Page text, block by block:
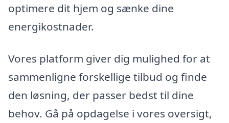
optimere dit hjem og sænke dine
energikostnader.
Vores platform giver dig mulighed for at
sammenligne forskellige tilbud og finde
den løsning, der passer bedst til dine
behov. Gå på opdagelse i vores oversigt,